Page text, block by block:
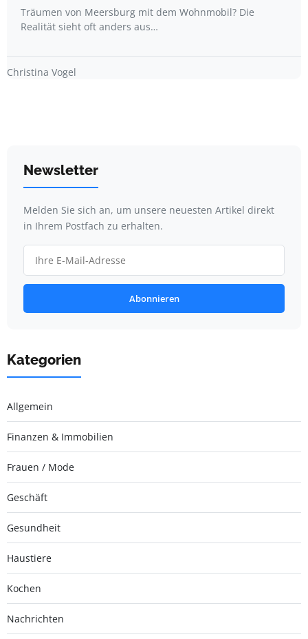
Träumen von Meersburg mit dem Wohnmobil? Die
Realität sieht oft anders aus…
Christina Vogel
Newsletter
Melden Sie sich an, um unsere neuesten Artikel direkt
in Ihrem Postfach zu erhalten.
Abonnieren
Kategorien
Allgemein
Finanzen & Immobilien
Frauen / Mode
Geschäft
Gesundheit
Haustiere
Kochen
Nachrichten